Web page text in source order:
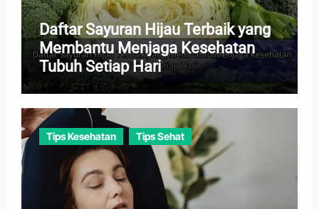
Daftar Sayuran Hijau Terbaik yang
Membantu Menjaga Kesehatan
Tubuh Setiap Hari
Tips Kesehatan Tips Sehat